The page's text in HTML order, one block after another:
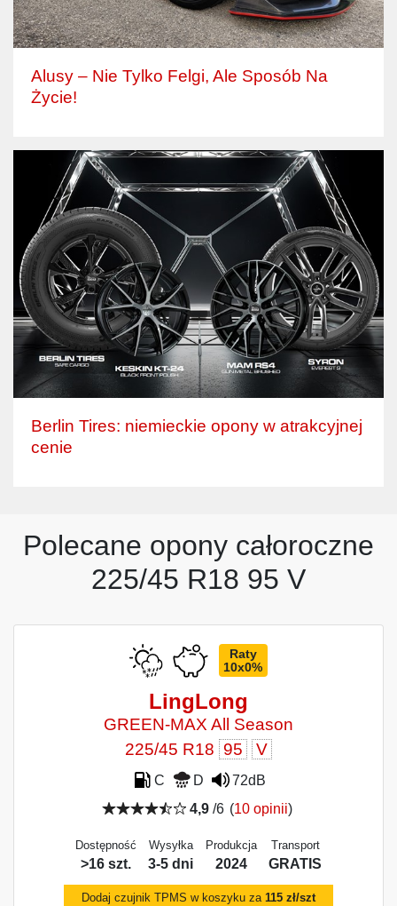
Alusy – Nie Tylko Felgi, Ale Sposób Na
Życie!
Berlin Tires: niemieckie opony w atrakcyjnej
cenie
Polecane opony całoroczne
225/45 R18 95 V
Raty
10x0%
LingLong
GREEN-MAX All Season
225/45 R18 95 V
C D
72dB
4,9/6 (10 opinii)
Dostępność
>16 szt.
Wysyłka
3-5 dni
Produkcja
2024
Transport
GRATIS
Dodaj czujnik TPMS w koszyku za 115 zł/szt